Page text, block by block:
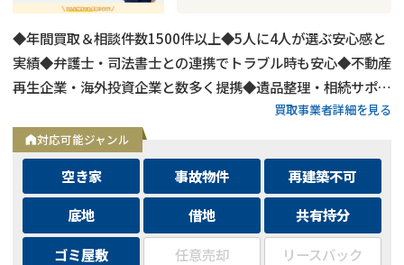
◆年間買取＆相談件数1500件以上◆5人に4人が選ぶ安心感と
実績◆弁護士・司法書士との連携でトラブル時も安心◆不動産
再生企業・海外投資企業と数多く提携◆遺品整理・相続サポー
トも可能◆メールとLINEは24時間相談受付中買取事業者詳細を見る
対応可能ジャンル
空き家 事故物件
再建築不可
底地
借地
共有持分
ゴミ屋敷
任意売却 リースバック